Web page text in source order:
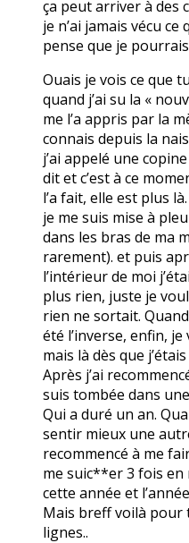
ça peut arriver à des
je n’ai jamais vécu
pense que je
Ouais je vois ce que
quand j’ai su la «
me l’a appris par la
connais depuis la
j’ai appelé une
dit et c’est à ce
l’a fait, elle est plus
je me suis mise à
dans les bras de ma
rarement). et puis
l’intérieur de moi
plus rien, juste je
rien ne sortait.
été l’inverse, enfin,
mais là dès que
Après j’ai
suis tombée dans
Qui a duré un an.
sentir mieux une
recommencé à me
me suic**er 3 fois en
cette année et
Mais breff voilà pour
lignes..